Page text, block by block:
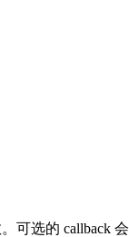
可选的 callback